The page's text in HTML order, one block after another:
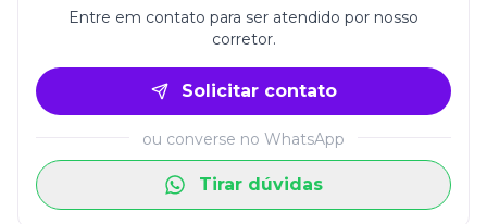
Entre em contato para ser atendido por nosso
corretor.
Solicitar contato
ou converse no WhatsApp
Tirar dúvidas